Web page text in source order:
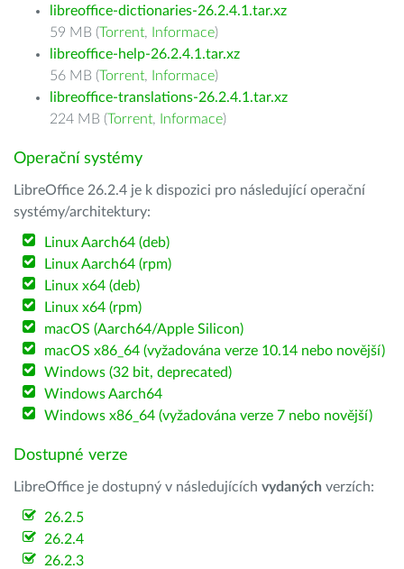
libreoffice-dictionaries-26.2.4.1.tar.xz
59 MB (Torrent, Informace)
libreoffice-help-26.2.4.1.tar.xz
56 MB (Torrent, Informace)
libreoffice-translations-26.2.4.1.tar.xz
224 MB (Torrent, Informace)
Operační systémy
LibreOffice 26.2.4 je k dispozici pro následující operační
systémy/architektury:
Linux Aarch64 (deb)
Linux Aarch64 (rpm)
Linux x64 (deb)
Linux x64 (rpm)
macOS (Aarch64/Apple Silicon)
macOS x86_64 (vyžadována verze 10.14 nebo novější)
Windows (32 bit, deprecated)
Windows Aarch64
Windows x86_64 (vyžadována verze 7 nebo novější)
Dostupné verze
LibreOffice je dostupný v následujících vydaných verzích:
26.2.5
26.2.4
26.2.3